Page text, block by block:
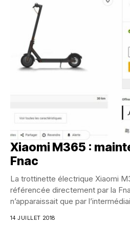
Xiaomi M365 :
Fnac
La trottinette électrique Xiaomi
référencée directement par la
n’apparaissait que par
14 JUILLET 2018